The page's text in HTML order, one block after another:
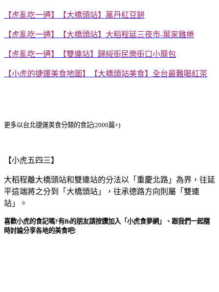
【虎亂吃一通】【大橋頭站】萬丹紅豆餅
【虎亂吃一通】【大橋頭站】大稻程延三夜市-葉家雞捲
【虎亂吃一通】【雙連站】歸綏街民樂街口小籠包
【小虎的捷運美食地圖】【大橋頭站美食】全台最難喝紅茶
更多以台北捷運美食分類的食記(2000篇+)
【小虎五四三】
大稻程離大橋頭站和雙連站的分法以「重慶北路」為界，往延
平這端將之分到「大橋頭站」，往承德路方向則屬「雙連
站」。
喜歡小虎的食記嗎?有fb的朋友請按讚加入「小虎食夢網」、跟我們一起隨
時討論分享各地的美食吧!